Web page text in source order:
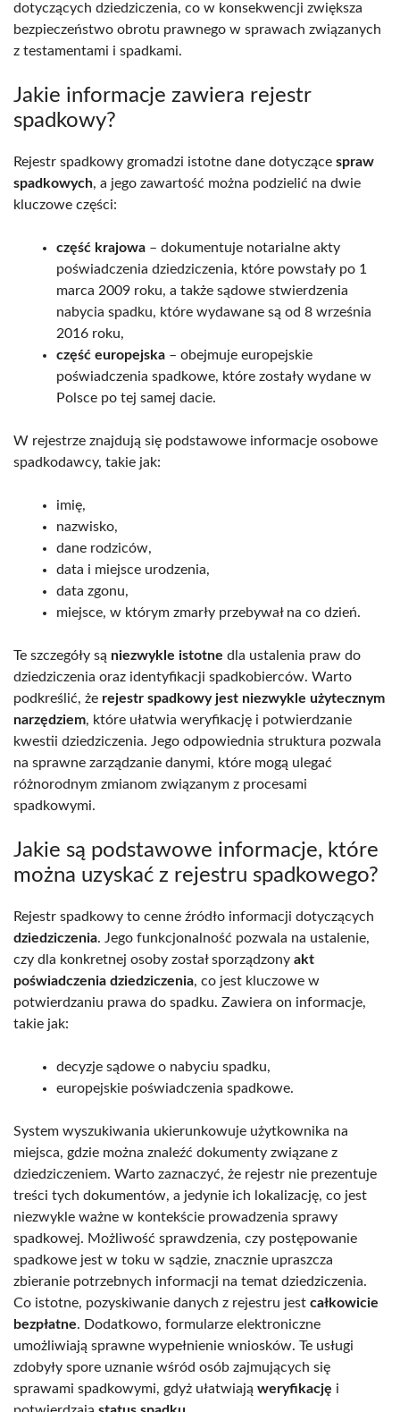
dotyczących dziedziczenia, co w konsekwencji zwiększa
bezpieczeństwo obrotu prawnego w sprawach związanych
z testamentami i spadkami.
Jakie informacje zawiera rejestr
spadkowy?
Rejestr spadkowy gromadzi istotne dane dotyczące spraw
spadkowych, a jego zawartość można podzielić na dwie
kluczowe części:
część krajowa – dokumentuje notarialne akty
poświadczenia dziedziczenia, które powstały po 1
marca 2009 roku, a także sądowe stwierdzenia
nabycia spadku, które wydawane są od 8 września
2016 roku,
część europejska – obejmuje europejskie
poświadczenia spadkowe, które zostały wydane w
Polsce po tej samej dacie.
W rejestrze znajdują się podstawowe informacje osobowe
spadkodawcy, takie jak:
imię,
nazwisko,
dane rodziców,
data i miejsce urodzenia,
data zgonu,
miejsce, w którym zmarły przebywał na co dzień.
Te szczegóły są niezwykle istotne dla ustalenia praw do
dziedziczenia oraz identyfikacji spadkobierców. Warto
podkreślić, że rejestr spadkowy jest niezwykle użytecznym
narzędziem, które ułatwia weryfikację i potwierdzanie
kwestii dziedziczenia. Jego odpowiednia struktura pozwala
na sprawne zarządzanie danymi, które mogą ulegać
różnorodnym zmianom związanym z procesami
spadkowymi.
Jakie są podstawowe informacje, które
można uzyskać z rejestru spadkowego?
Rejestr spadkowy to cenne źródło informacji dotyczących
dziedziczenia. Jego funkcjonalność pozwala na ustalenie,
czy dla konkretnej osoby został sporządzony akt
poświadczenia dziedziczenia, co jest kluczowe w
potwierdzaniu prawa do spadku. Zawiera on informacje,
takie jak:
decyzje sądowe o nabyciu spadku,
europejskie poświadczenia spadkowe.
System wyszukiwania ukierunkowuje użytkownika na
miejsca, gdzie można znaleźć dokumenty związane z
dziedziczeniem. Warto zaznaczyć, że rejestr nie prezentuje
treści tych dokumentów, a jedynie ich lokalizację, co jest
niezwykle ważne w kontekście prowadzenia sprawy
spadkowej. Możliwość sprawdzenia, czy postępowanie
spadkowe jest w toku w sądzie, znacznie upraszcza
zbieranie potrzebnych informacji na temat dziedziczenia.
Co istotne, pozyskiwanie danych z rejestru jest całkowicie
bezpłatne. Dodatkowo, formularze elektroniczne
umożliwiają sprawne wypełnienie wniosków. Te usługi
zdobyły spore uznanie wśród osób zajmujących się
sprawami spadkowymi, gdyż ułatwiają weryfikację i